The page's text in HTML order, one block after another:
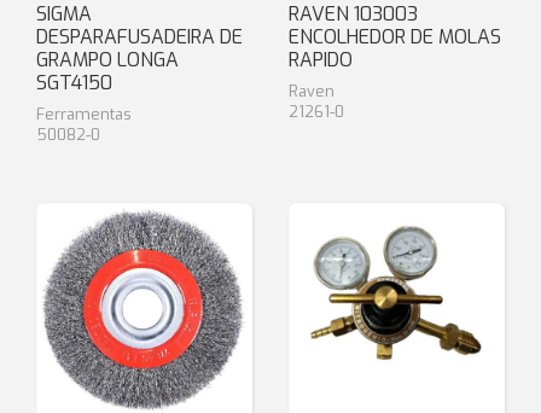
SIGMA
DESPARAFUSADEIRA DE
GRAMPO LONGA
SGT4150
Ferramentas
50082-0
RAVEN 103003
ENCOLHEDOR DE MOLAS
RAPIDO
Raven
21261-0